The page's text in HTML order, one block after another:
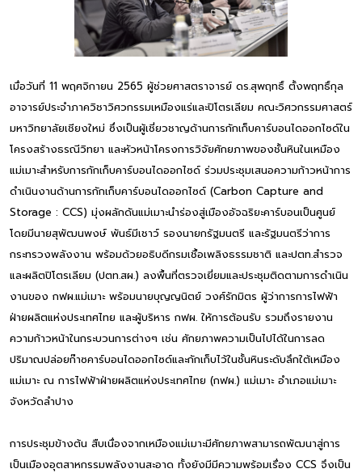
เมื่อวันที่ 11 พฤศจิกายน 2565 ผู้ช่วยศาสตราจารย์ ดร.สุพฤทธิ์ ตั้งพฤทธิ์กุล
อาจารย์ประจำภาควิชาวิศวกรรมเหมืองแร่และปิโตรเลียม คณะวิศวกรรมศาสตร์
มหาวิทยาลัยเชียงใหม่ ซึ่งเป็นผู้เชี่ยวชาญด้านการกักเก็บคาร์บอนไดออกไซด์ใน
โครงสร้างธรณีวิทยา และหัวหน้าโครงการวิจัยศักยภาพของชั้นหินในเหมือง
แม่เมาะสำหรับการกักเก็บคาร์บอนไดออกไซด์ ร่วมประชุมเสนอความก้าวหน้าการ
ดำเนินงานด้านการกักเก็บคาร์บอนไดออกไซด์ (Carbon Capture and
Storage : CCS) มุ่งผลักดันแม่เมาะนำร่องสู่เมืองอัจฉริยะคาร์บอนเป็นศูนย์
โดยมีนายสุพัฒนพงษ์ พันธ์มีเชาว์ รองนายกรัฐมนตรี และรัฐมนตรีว่าการ
กระทรวงพลังงาน พร้อมด้วยอธิบดีกรมเชื้อเพลิงธรรมชาติ และปตท.สำรวจ
และผลิตปิโตรเลียม (ปตท.สผ.) ลงพื้นที่ตรวจเยี่ยมและประชุมติดตามการดำเนิน
งานของ กฟผ.แม่เมาะ พร้อมนายบุญญนิตย์ วงศ์รักมิตร ผู้ว่าการการไฟฟ้า
ฝ่ายผลิตแห่งประเทศไทย และผู้บริหาร กฟผ. ให้การต้อนรับ รวมถึงรายงาน
ความก้าวหน้าในกระบวนการต่างๆ เช่น ศักยภาพความเป็นไปได้ในการลด
ปริมาณปล่อยก๊าซคาร์บอนไดออกไซด์และกักเก็บไว้ในชั้นหินระดับลึกใต้เหมือง
แม่เมาะ ณ การไฟฟ้าฝ่ายผลิตแห่งประเทศไทย (กฟผ.) แม่เมาะ อำเภอแม่เมาะ
จังหวัดลำปาง
การประชุมข้างต้น สืบเนื่องจากเหมืองแม่เมาะมีศักยภาพสามารถพัฒนาสู่การ
เป็นเมืองอุตสาหกรรมพลังงานสะอาด ทั้งยังมีมีความพร้อมเรื่อง CCS จึงเป็น